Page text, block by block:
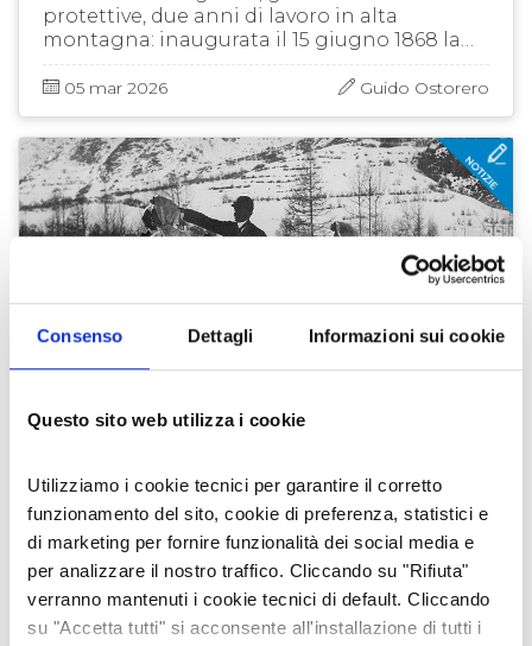
Consenso Dettagli Informazioni sui cookie
Questo sito web utilizza i cookie
Utilizziamo i cookie tecnici per garantire il corretto
funzionamento del sito, cookie di preferenza, statistici e
di marketing per fornire funzionalità dei social media e
per analizzare il nostro traffico. Cliccando su "Rifiuta"
verranno mantenuti i cookie tecnici di default. Cliccando
su "Accetta tutti" si acconsente all'installazione di tutti i
protettive, due anni di lavoro in alta
montagna: inaugurata il 15 giugno 1868 la
ferrovia Fell da Susa a St. Jean de Maurienne
restò in esercizio per …
05 mar 2026 Guido Ostorero
GIAVENO, OULX E BARDONECCHIA: NEL
1897 IN ITALIA NASCEVA LO SCI
Gli impianti sciistici sono indubbiamente
una delle principali risorse turistiche della
Valle di Susa: grazie ad essi il nostro territorio
è conosciuto in tutto il mondo, specie dopo
le Olimpiadi del …
20 feb 2026 Laboratorio Alte Valli